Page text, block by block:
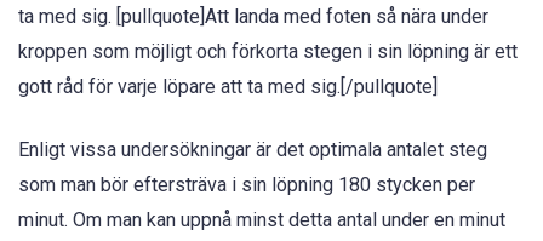
ta med sig. [pullquote]Att landa med foten så nära under
kroppen som möjligt och förkorta stegen i sin löpning är ett
gott råd för varje löpare att ta med sig.[/pullquote]
Enligt vissa undersökningar är det optimala antalet steg
som man bör eftersträva i sin löpning 180 stycken per
minut. Om man kan uppnå minst detta antal under en minut